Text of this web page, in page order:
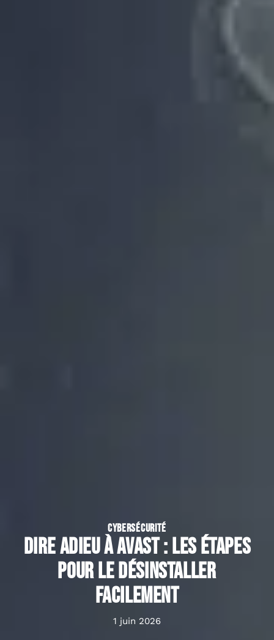
CYBERSÉCURITÉ
Dire adieu à avast : les étapes
pour le désinstaller
facilement
1 juin 2026